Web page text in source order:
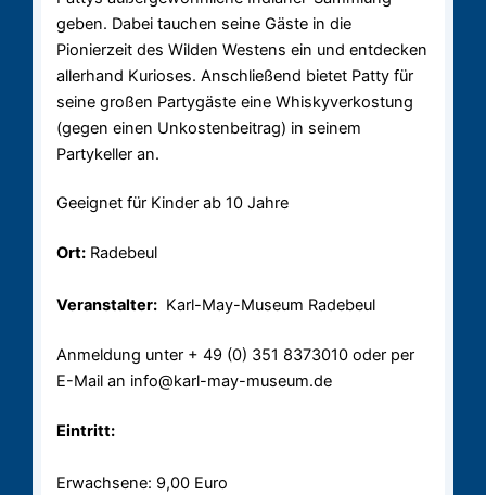
geben. Dabei tauchen seine Gäste in die
Pionierzeit des Wilden Westens ein und entdecken
allerhand Kurioses. Anschließend bietet Patty für
seine großen Partygäste eine Whiskyverkostung
(gegen einen Unkostenbeitrag) in seinem
Partykeller an.
Geeignet für Kinder ab 10 Jahre
Ort: Radebeul
Veranstalter: Karl-May-Museum Radebeul
Anmeldung unter + 49 (0) 351 8373010 oder per
E-Mail an info@karl-may-museum.de
Eintritt:
Erwachsene: 9,00 Euro